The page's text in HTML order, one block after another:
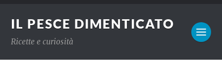
IL PESCE DIMENTICATO
Ricette e curiosità